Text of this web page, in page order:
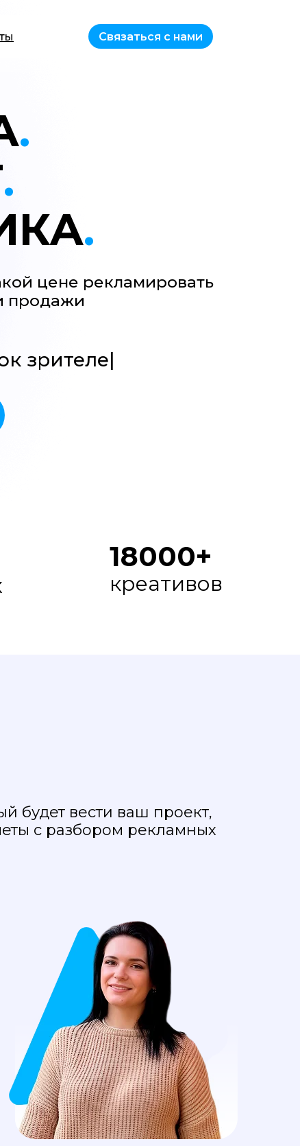
Связаться с нами
.
.
.
цене рекламировать
продажи
зр|
креативов
18000+
будет вести ваш проект,
с разбором рекламных